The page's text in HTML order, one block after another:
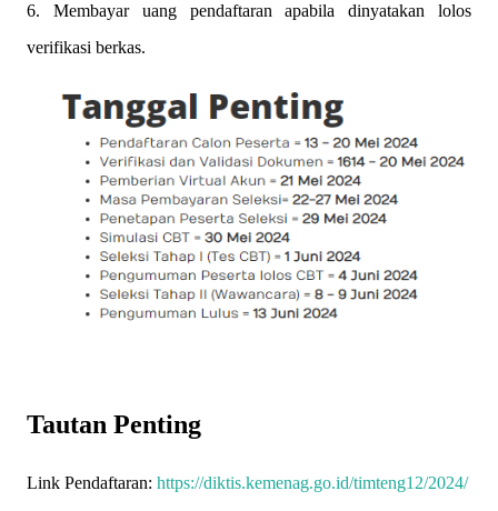
6. Membayar uang pendaftaran apabila dinyatakan lolos
verifikasi berkas.
Tautan Penting
Link Pendaftaran: https://diktis.kemenag.go.id/timteng12/2024/